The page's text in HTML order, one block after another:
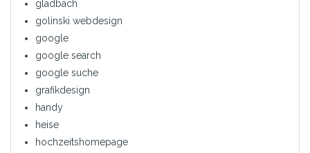
gladbach
golinski webdesign
google
google search
google suche
grafikdesign
handy
heise
hochzeitshomepage